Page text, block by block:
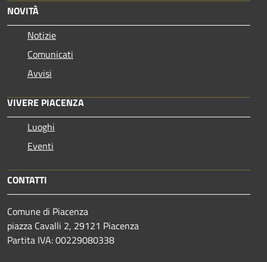
NOVITÀ
Notizie
Comunicati
Avvisi
VIVERE PIACENZA
Luoghi
Eventi
CONTATTI
Comune di Piacenza
piazza Cavalli 2, 29121 Piacenza
Partita IVA: 00229080338